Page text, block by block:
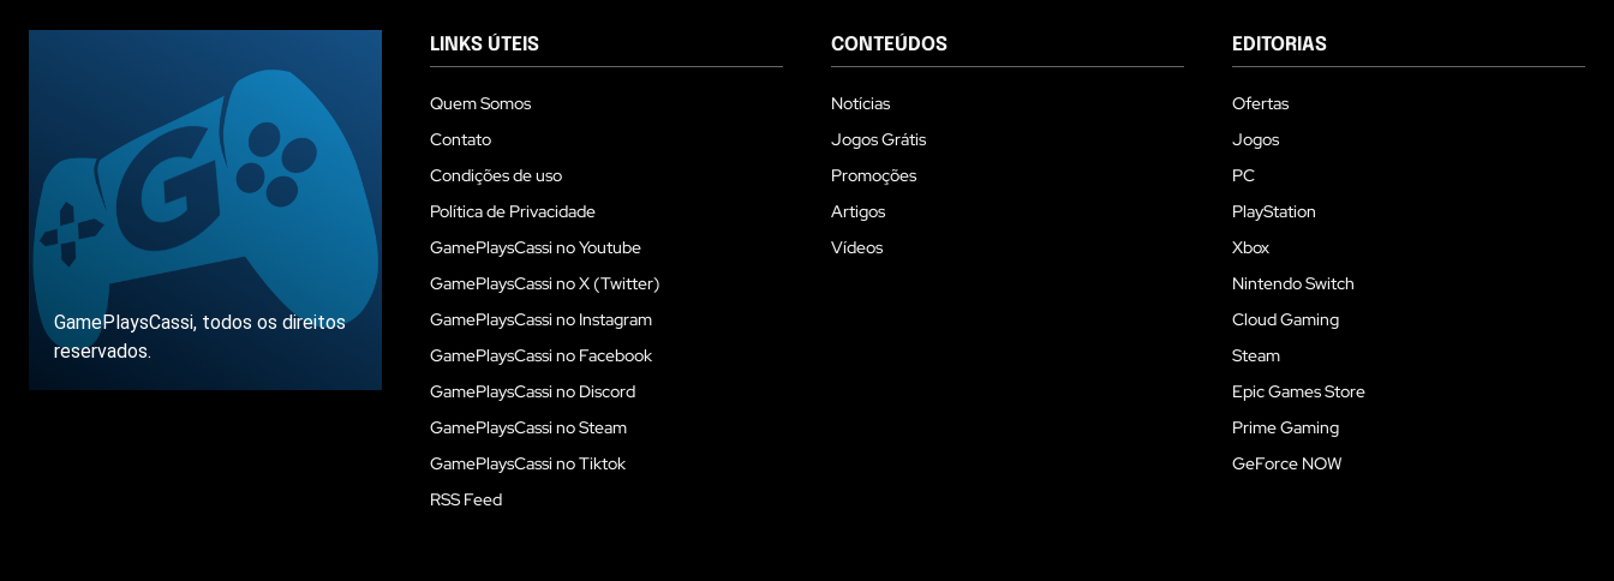
GamePlaysCassi, todos os direitos
reservados.
LINKS ÚTEIS
Quem Somos
Contato
Condições de uso
Política de Privacidade
GamePlaysCassi no Youtube
GamePlaysCassi no X (Twitter)
GamePlaysCassi no Instagram
GamePlaysCassi no Facebook
GamePlaysCassi no Discord
GamePlaysCassi no Steam
GamePlaysCassi no Tiktok
RSS Feed
CONTEÚDOS
Notícias
Jogos Grátis
Promoções
Artigos
Vídeos
EDITORIAS
Ofertas
Jogos
PC
PlayStation
Xbox
Nintendo Switch
Cloud Gaming
Steam
Epic Games Store
Prime Gaming
GeForce NOW